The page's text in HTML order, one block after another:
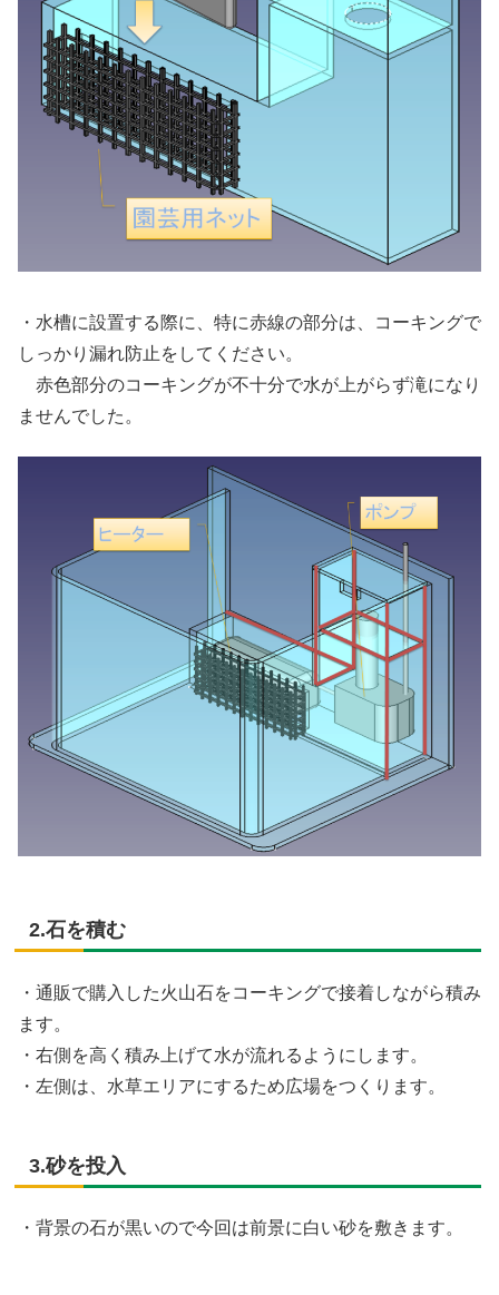
・水槽に設置する際に、特に赤線の部分は、コーキングで
しっかり漏れ防止をしてください。
赤色部分のコーキングが不十分で水が上がらず滝になり
ませんでした。
2.石を積む
・通販で購入した火山石をコーキングで接着しながら積み
ます。
・右側を高く積み上げて水が流れるようにします。
・左側は、水草エリアにするため広場をつくります。
3.砂を投入
・背景の石が黒いので今回は前景に白い砂を敷きます。